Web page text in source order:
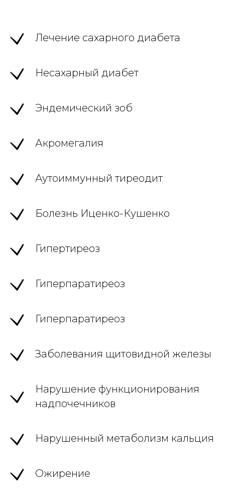
Лечение сахарного диабета
Несахарный диабет
Эндемический зоб
Акромегалия
Аутоиммунный тиреодит
Болезнь Иценко-Кушенко
Гипертиреоз
Гиперпаратиреоз
Гиперпаратиреоз
Заболевания щитовидной железы
Нарушение функционирования
надпочечников
Нарушенный метаболизм кальция
Ожирение